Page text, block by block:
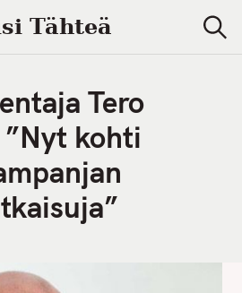
Tähteä
e
Tero
kohti